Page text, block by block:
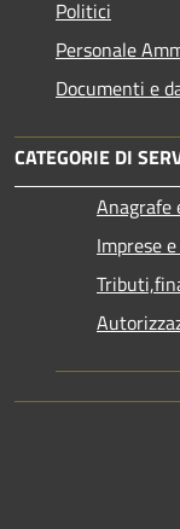
Politici
Personale
Documenti e
CATEGORIE DI
Anagrafe
Imprese